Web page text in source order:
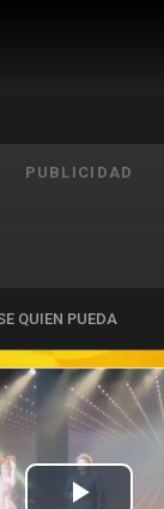
PUBLICIDAD
QUIEN PUEDA